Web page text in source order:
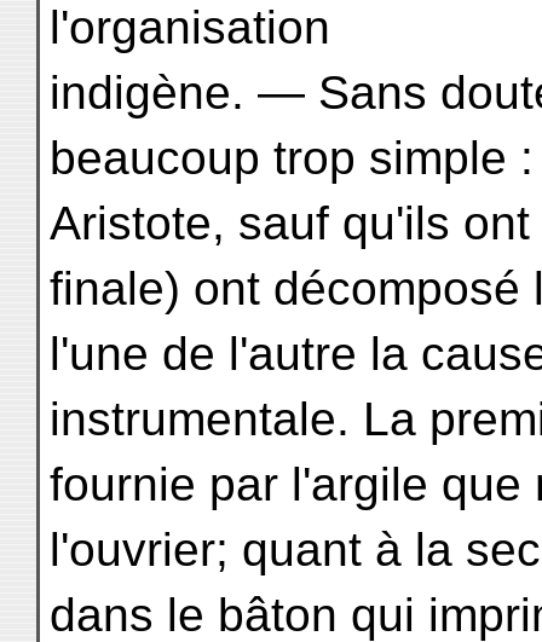
l'organisation
indigène. — Sans
beaucoup trop simple
Aristote, sauf qu'ils
finale) ont décomposé
l'une de l'autre la
instrumentale. La
fournie par l'argile
l'ouvrier; quant à la
dans le bâton qui